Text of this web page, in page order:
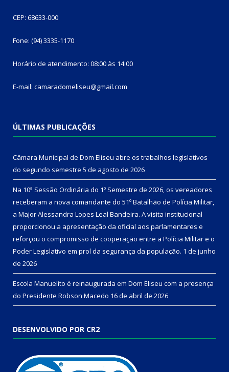
CEP: 68633-000
Fone: (94) 3335-1170
Horário de atendimento: 08:00 às 14:00
E-mail: camaradomeliseu@gmail.com
ÚLTIMAS PUBLICAÇÕES
Câmara Municipal de Dom Eliseu abre os trabalhos legislativos
do segundo semestre 5 de agosto de 2026
Na 10ª Sessão Ordinária do 1º Semestre de 2026, os vereadores
receberam a nova comandante do 51º Batalhão de Polícia Militar,
a Major Alessandra Lopes Leal Bandeira. A visita institucional
proporcionou a apresentação da oficial aos parlamentares e
reforçou o compromisso de cooperação entre a Polícia Militar e o
Poder Legislativo em prol da segurança da população. 1 de junho
de 2026
Escola Manuelito é reinaugurada em Dom Eliseu com a presença
do Presidente Robson Macedo 16 de abril de 2026
DESENVOLVIDO POR CR2